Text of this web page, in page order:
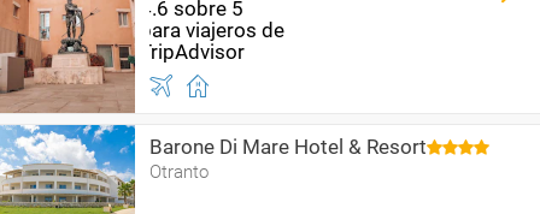
Barone Di Mare Hotel & Resort
Otranto